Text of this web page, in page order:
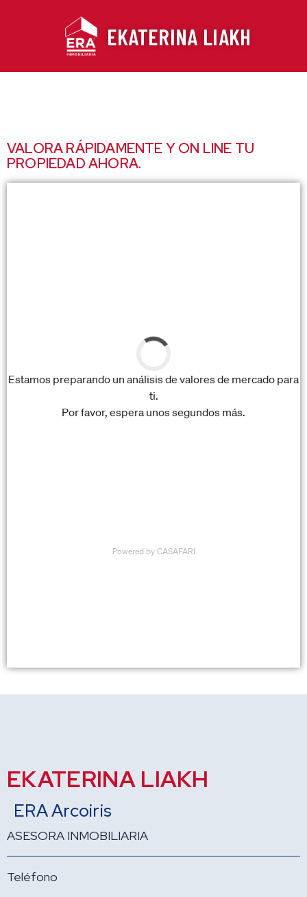
EKATERINA LIAKH
VALORA RÁPIDAMENTE Y ON LINE TU
PROPIEDAD AHORA.
EKATERINA LIAKH
ERA Arcoiris
ASESORA INMOBILIARIA
Teléfono